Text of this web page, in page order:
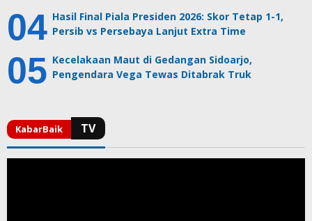
Hasil Final Piala Presiden 2026: Skor Tetap 1-1,
Persib vs Persebaya Lanjut Extra Time
Kecelakaan Maut di Gedangan Sidoarjo,
Pengendara Vega Tewas Ditabrak Truk